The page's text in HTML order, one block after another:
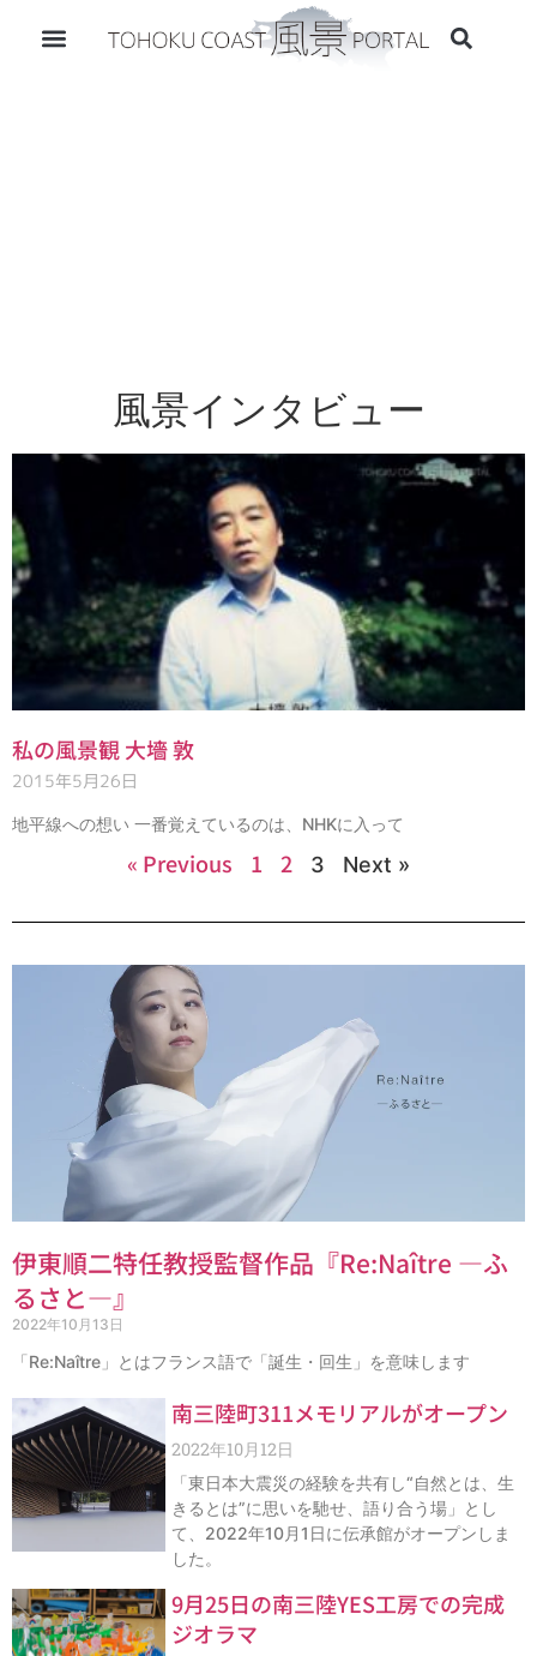
風景インタビュー
私の風景観 大墻 敦
2015年5月26日
地平線への想い 一番覚えているのは、NHKに入って
« Previous 1 2 3 Next »
伊東順二特任教授監督作品『Re:Naître ―ふ
るさと―』
2022年10月13日
「Re:Naître」とはフランス語で「誕生・回生」を意味します
南三陸町311メモリアルがオープン
2022年10月12日
「東日本大震災の経験を共有し“自然とは、生
きるとは”に思いを馳せ、語り合う場」とし
て、2022年10月1日に伝承館がオープンしま
した。
9月25日の南三陸YES工房での完成
ジオラマ